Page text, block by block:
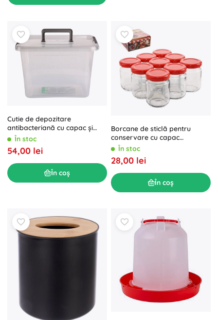
Cutie de depozitare
antibacteriană cu capac și
mâner 19 l
În stoc
54,00 lei
În coș
Borcane de sticlă pentru
conservare cu capac
înșurubabil 60 ml, set 9 buc
În stoc
28,00 lei
În coș